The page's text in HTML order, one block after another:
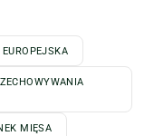
MIĘSA